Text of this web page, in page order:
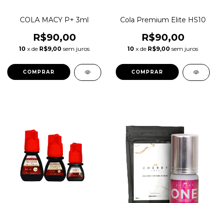
COLA MACY P+ 3ml
R$90,00
10 x de R$9,00 sem juros
Cola Premium Elite HS10
R$90,00
10 x de R$9,00 sem juros
COMPRAR